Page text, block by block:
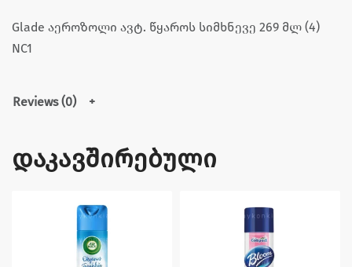
Glade აეროზოლი ავტ. წყაროს სიმხნევე 269 მლ (4)
NC1
Reviews (0)
დაკავშირებული